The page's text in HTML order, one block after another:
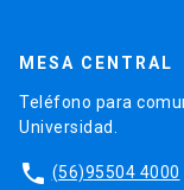
MESA CENTRAL
Teléfono para
Universidad.
phone (56)95504 4000